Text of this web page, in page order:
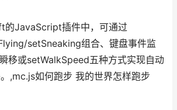
的JavaScript插件中，可通过
setSneaking组合、键盘事件监
移或setWalkSpeed五种方式实现自动
,mc.js如何跑步 我的世界怎样跑步